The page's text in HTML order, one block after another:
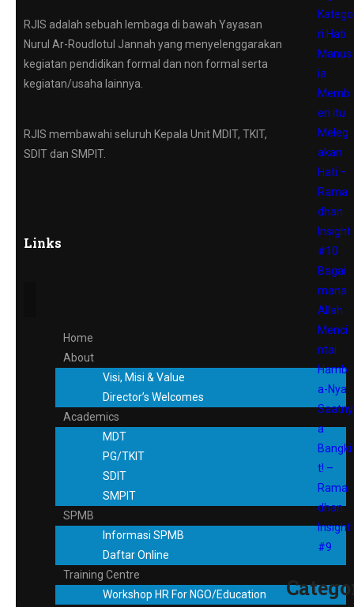
Katego
ri Hati
Manus
ia
Memb
eri itu
Meleg
akan
Hati –
Rama
dhan
Insight
#10
Bagai
mana
Allah
Menci
ntai
Hamb
a-Nya
Saatny
a
Bangki
t! –
Rama
dhan
Insight
#9
RJIS adalah sebuah lembaga di bawah Yayasan
Nurul Ar-Roudlotul Jannah yang menyelenggarakan
kegiatan pendidikan formal dan non formal serta
kegiatan/usaha lainnya.
RJIS membawahi seluruh Kepala Unit MDIT, TKIT,
SDIT dan SMPIT.
Links
Home
About
Visi, Misi & Value
Director’s Welcomes
Academics
MDT
PG/TKIT
SDIT
SMPIT
SPMB
Informasi SPMB
Daftar Online
Training Centre
Workshop HR For NGO/Education